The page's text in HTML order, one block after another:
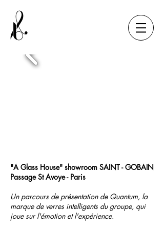
"A Glass House" showroom SAINT - GOBAIN
Passage St Avoye - Paris
Un parcours de présentation de Quantum, la
marque de verres intelligents du groupe, qui
joue sur l'émotion et l'expérience.